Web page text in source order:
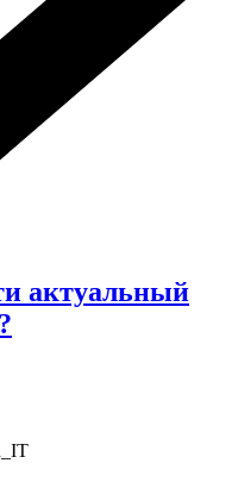
актуальный